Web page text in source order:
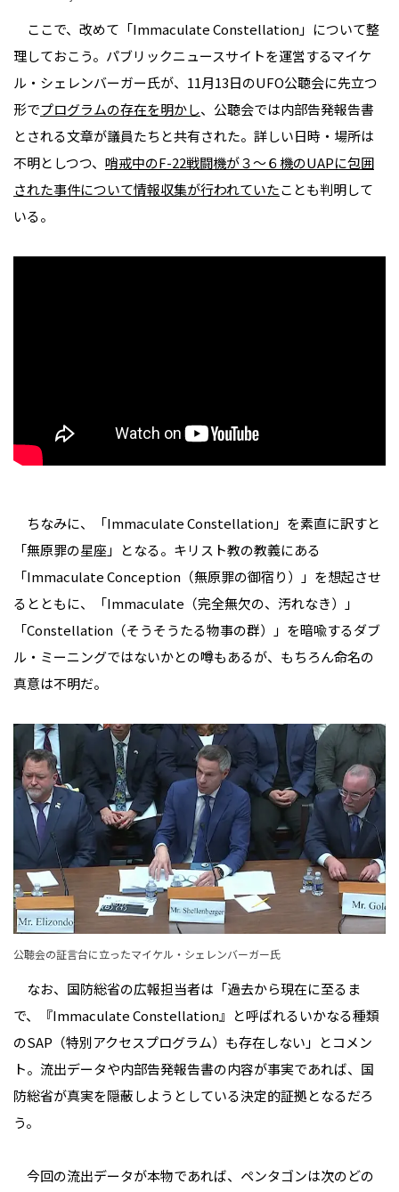
ここで、改めて「Immaculate Constellation」について整
理しておこう。パブリックニュースサイトを運営するマイケ
ル・シェレンバーガー氏が、11月13日のUFO公聴会に先立つ
形でプログラムの存在を明かし、公聴会では内部告発報告書
とされる文章が議員たちと共有された。詳しい日時・場所は
不明としつつ、 哨戒中のF-22戦闘機が３～６機のUAPに包囲
された事件について情報収集が行われていたことも判明して
いる。
ちなみに、「Immaculate Constellation」を素直に訳すと
「無原罪の星座」となる。キリスト教の教義にある
「Immaculate Conception（無原罪の御宿り）」を想起させ
るとともに、「Immaculate（完全無欠の、汚れなき）」
「Constellation（そうそうたる物事の群）」を暗喩するダブ
ル・ミーニングではないかとの噂もあるが、もちろん命名の
真意は不明だ。
公聴会の証言台に立ったマイケル・シェレンバーガー氏
なお、国防総省の広報担当者は「過去から現在に至るま
で、『Immaculate Constellation』と呼ばれるいかなる種類
のSAP（特別アクセスプログラム）も存在しない」とコメン
ト。流出データや内部告発報告書の内容が事実であれば、国
防総省が真実を隠蔽しようとしている決定的証拠となるだろ
う。
今回の流出データが本物であれば、ペンタゴンは次のどの